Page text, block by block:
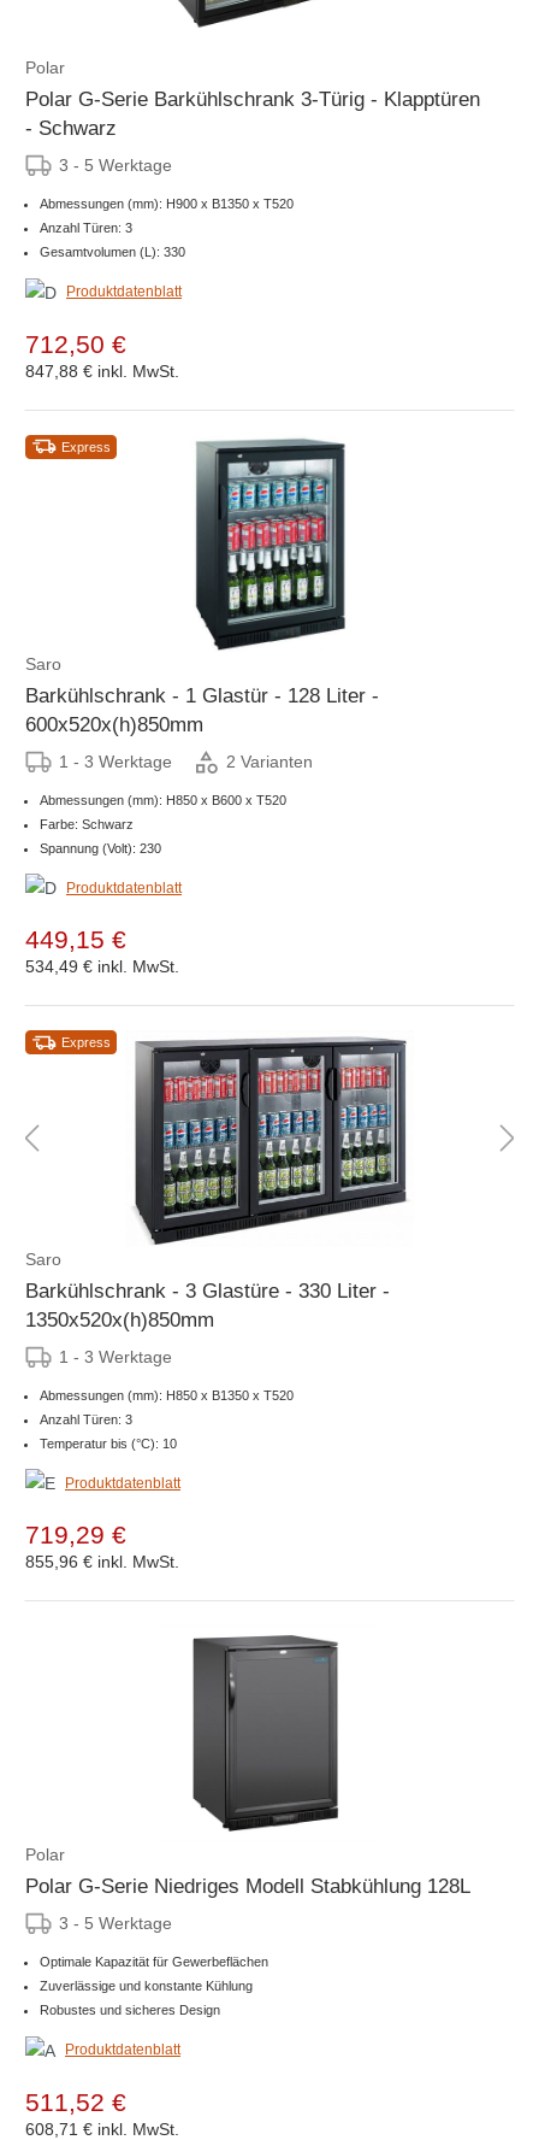
Polar
Polar G-Serie Barkühlschrank 3-Türig - Klapptüren
- Schwarz
3 - 5 Werktage
Abmessungen (mm): H900 x B1350 x T520
Anzahl Türen: 3
Gesamtvolumen (L): 330
Produktdatenblatt
712,50 €
847,88 € inkl. MwSt.
Express
Saro
Barkühlschrank - 1 Glastür - 128 Liter -
600x520x(h)850mm
1 - 3 Werktage 2 Varianten
Abmessungen (mm): H850 x B600 x T520
Farbe: Schwarz
Spannung (Volt): 230
Produktdatenblatt
449,15 €
534,49 € inkl. MwSt.
Express
Saro
Barkühlschrank - 3 Glastüre - 330 Liter -
1350x520x(h)850mm
1 - 3 Werktage
Abmessungen (mm): H850 x B1350 x T520
Anzahl Türen: 3
Temperatur bis (°C): 10
Produktdatenblatt
719,29 €
855,96 € inkl. MwSt.
Polar
Polar G-Serie Niedriges Modell Stabkühlung 128L
3 - 5 Werktage
Optimale Kapazität für Gewerbeflächen
Zuverlässige und konstante Kühlung
Robustes und sicheres Design
Produktdatenblatt
511,52 €
608,71 € inkl. MwSt.